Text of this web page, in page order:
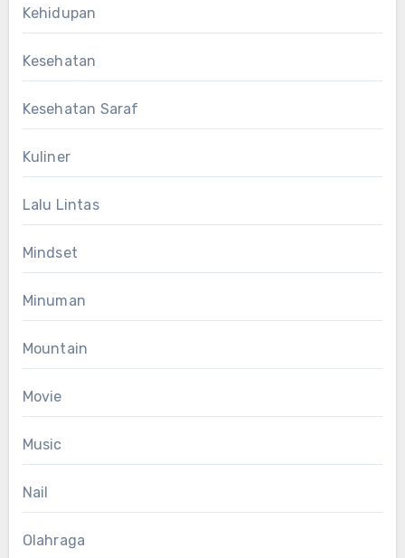
Kehidupan
Kesehatan
Kesehatan Saraf
Kuliner
Lalu Lintas
Mindset
Minuman
Mountain
Movie
Music
Nail
Olahraga